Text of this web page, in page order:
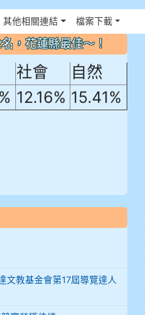
其他相關連結 檔案下載
，花蓮縣最佳～！
生共計22名，花
社會
自然
12.16% 15.41%
教基金會第17屆導覽達人